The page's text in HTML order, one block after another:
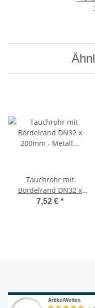
Tauchrohr mit
Bördelrand DN32 x
200mm - Metall
7,52 € *